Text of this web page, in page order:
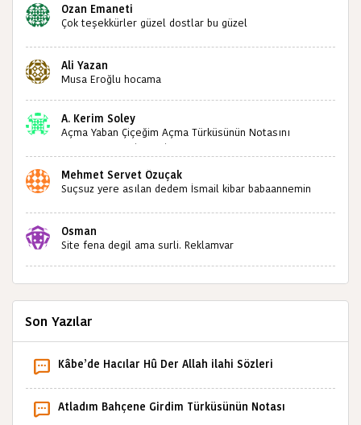
Ozan Emaneti
Çok teşekkürler güzel dostlar bu güzel
sizlerin sayesinde türkülerimiz ölmeyecektir tekrar
teşekkürler saygılarımla
Ali Yazan
Musa Eroğlu hocama
A. Kerim Soley
Açma Yaban Çiçeğim Açma Türküsünün Notasını
Bulabilir miyiz ?İlginiz İçin Şimdiden Teşekkürler.
Mehmet Servet Özuçak
Suçsuz yere asılan dedem İsmail kibar babaannemin
Osman
Site fena degil ama surli. Reklamvar
Son Yazılar
Kâbe’de Hacılar Hû Der Allah ilahi Sözleri
Atladım Bahçene Girdim Türküsünün Notası